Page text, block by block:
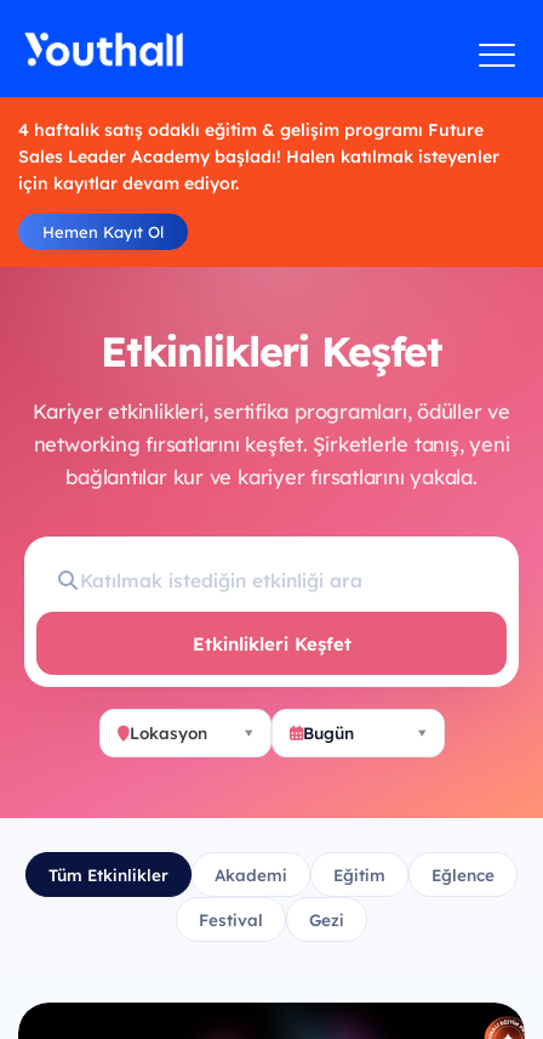
4 haftalık satış odaklı eğitim & gelişim programı Future
Sales Leader Academy başladı! Halen katılmak isteyenler
için kayıtlar devam ediyor.
Hemen Kayıt Ol
Etkinlikleri Keşfet
Kariyer etkinlikleri, sertifika programları, ödüller ve
networking fırsatlarını keşfet. Şirketlerle tanış, yeni
bağlantılar kur ve kariyer fırsatlarını yakala.
Etkinlikleri Keşfet
Lokasyon Bugün
Tüm Etkinlikler Akademi Eğitim Eğlence
Festival Gezi